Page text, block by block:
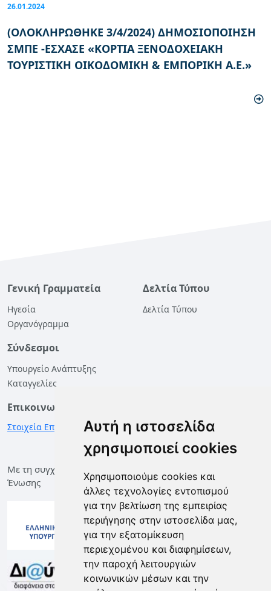
Αυτή η ιστοσελίδα
χρησιμοποιεί cookies
Χρησιμοποιούμε cookies και
άλλες τεχνολογίες εντοπισμού
για την βελτίωση της εμπειρίας
περιήγησης στην ιστοσελίδα μας,
για την εξατομίκευση
περιεχομένου και διαφημίσεων,
την παροχή λειτουργιών
κοινωνικών μέσων και την
26.01.2024
(ΟΛΟΚΛΗΡΩΘΗΚΕ 3/4/2024) ΔΗΜΟΣΙΟΠΟΙΗΣΗ
ΣΜΠΕ -ΕΣΧΑΣΕ «ΚΟΡΤΙΑ ΞΕΝΟΔΟΧΕΙΑΚΗ
ΤΟΥΡΙΣΤΙΚΗ ΟΙΚΟΔΟΜΙΚΗ & ΕΜΠΟΡΙΚΗ Α.Ε.»
Γενική Γραμματεία
Ηγεσία
Οργανόγραμμα
Δελτία Τύπου
Δελτία Τύπου
Σύνδεσμοι
Υπουργείο Ανάπτυξης
Καταγγελίες
Επικοινωνία
Στοιχεία Επικοινωνίας
Με τη συγχρηματοδότηση της Ελλάδας και της Ευρωπαϊκής
Ένωσης